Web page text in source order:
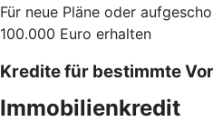
Für neue Pläne oder
100.000 Euro erhalten
Kredite für bestimmte
Immobilienkredit